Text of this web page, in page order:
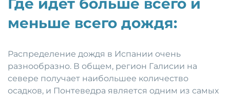
Где идет больше всего и
меньше всего дождя:
Распределение дождя в Испании очень
разнообразно. В общем, регион Галисии на
севере получает наибольшее количество
осадков, и Понтеведра является одним из самых